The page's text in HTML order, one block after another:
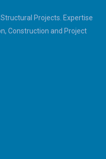
Projects. Expertise
Construction and Project